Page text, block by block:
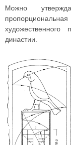
Можно
династии.